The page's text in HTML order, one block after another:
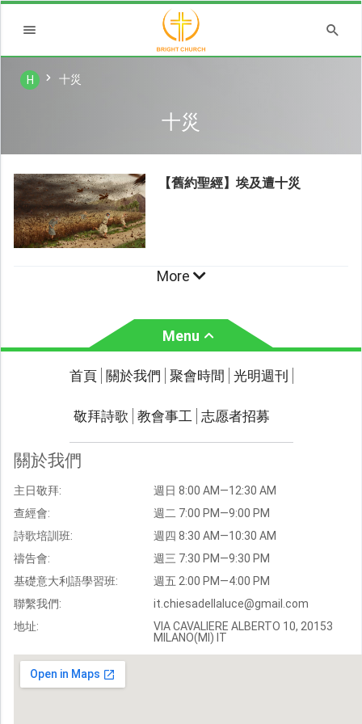
H 十災
十災
【舊約聖經】埃及遭十災
More
Menu
關於我們 聚會時間
光明週刊 學習聖經
聖經故事
敬拜詩歌 圖庫
聖經金句
教會事工 志愿者招募
首頁 關於我們 聚會時間 光明週刊
敬拜詩歌 教會事工 志愿者招募
關於我們
主日敬拜:
查經會:
詩歌培訓班:
禱告會:
基礎意大利語學習班:
聯繫我們:
地址:
週日 8:00 AM—12:30 AM
週二 7:00 PM—9:00 PM
週四 8:30 AM—10:30 AM
週三 7:30 PM—9:30 PM
週五 2:00 PM—4:00 PM
it.chiesadellaluce@gmail.com
VIA CAVALIERE ALBERTO 10, 20153
MILANO(MI) IT